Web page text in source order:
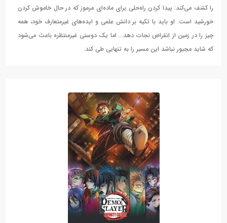
را کشف می‌کند: پیدا کردن راه‌حلی برای ماده‌ای مرموز که در حال خاموش کردن
خورشید است. او باید با تکیه بر دانش علمی و ایده‌های غیرمتعارف خود، همه
چیز را در زمین از انقراض نجات دهد... اما یک دوستی غیرمنتظره باعث می‌شود
که شاید مجبور نباشد این مسیر را به تنهایی طی کند.